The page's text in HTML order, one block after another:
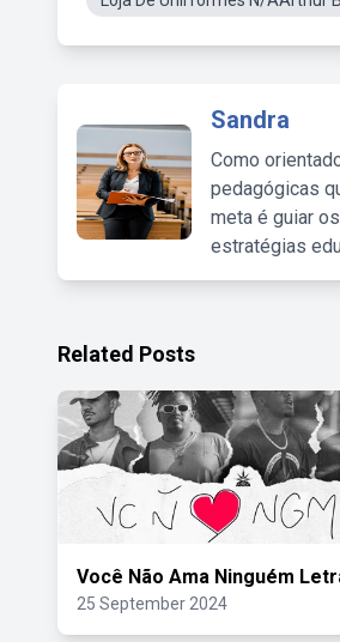
Sandra
Como
pedagógicas
meta é guiar
estratégias
Related Posts
Você Não Ama Ninguém
25 September 2024